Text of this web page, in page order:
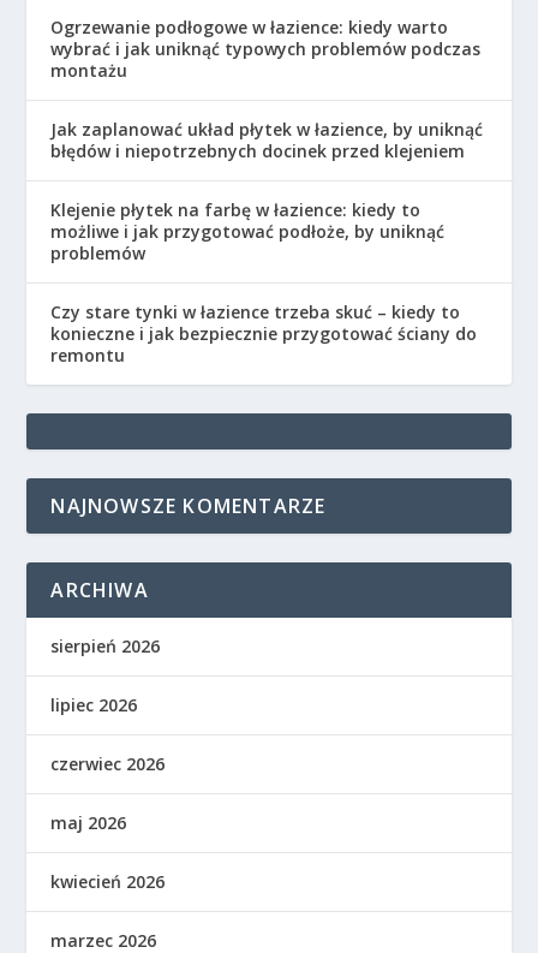
Ogrzewanie podłogowe w łazience: kiedy warto
wybrać i jak uniknąć typowych problemów podczas
montażu
Jak zaplanować układ płytek w łazience, by uniknąć
błędów i niepotrzebnych docinek przed klejeniem
Klejenie płytek na farbę w łazience: kiedy to
możliwe i jak przygotować podłoże, by uniknąć
problemów
Czy stare tynki w łazience trzeba skuć – kiedy to
konieczne i jak bezpiecznie przygotować ściany do
remontu
NAJNOWSZE KOMENTARZE
ARCHIWA
sierpień 2026
lipiec 2026
czerwiec 2026
maj 2026
kwiecień 2026
marzec 2026